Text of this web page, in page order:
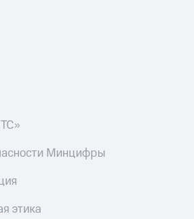
Минцифры
этика